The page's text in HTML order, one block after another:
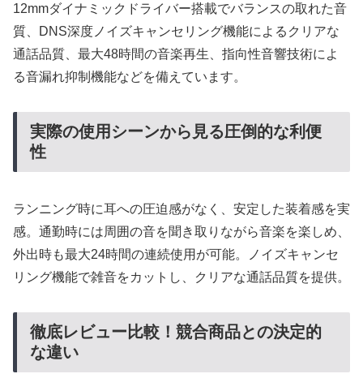
12mmダイナミックドライバー搭載でバランスの取れた音
質、DNS深度ノイズキャンセリング機能によるクリアな
通話品質、最大48時間の音楽再生、指向性音響技術によ
る音漏れ抑制機能などを備えています。
実際の使用シーンから見る圧倒的な利便
性
ランニング時に耳への圧迫感がなく、安定した装着感を実
感。通勤時には周囲の音を聞き取りながら音楽を楽しめ、
外出時も最大24時間の連続使用が可能。ノイズキャンセ
リング機能で雑音をカットし、クリアな通話品質を提供。
徹底レビュー比較！競合商品との決定的
な違い